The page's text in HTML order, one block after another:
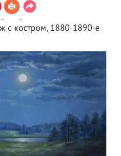
с костром, 1880-1890-е